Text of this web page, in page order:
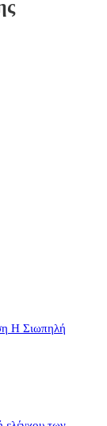
Η Σιωπηλή